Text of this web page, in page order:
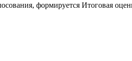
формируется Итоговая